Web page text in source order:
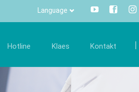
Language
Komunikacija
Hotline Klaes Kontakt
Internacionalno